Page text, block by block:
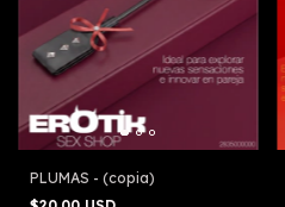
PLUMAS - (copia)